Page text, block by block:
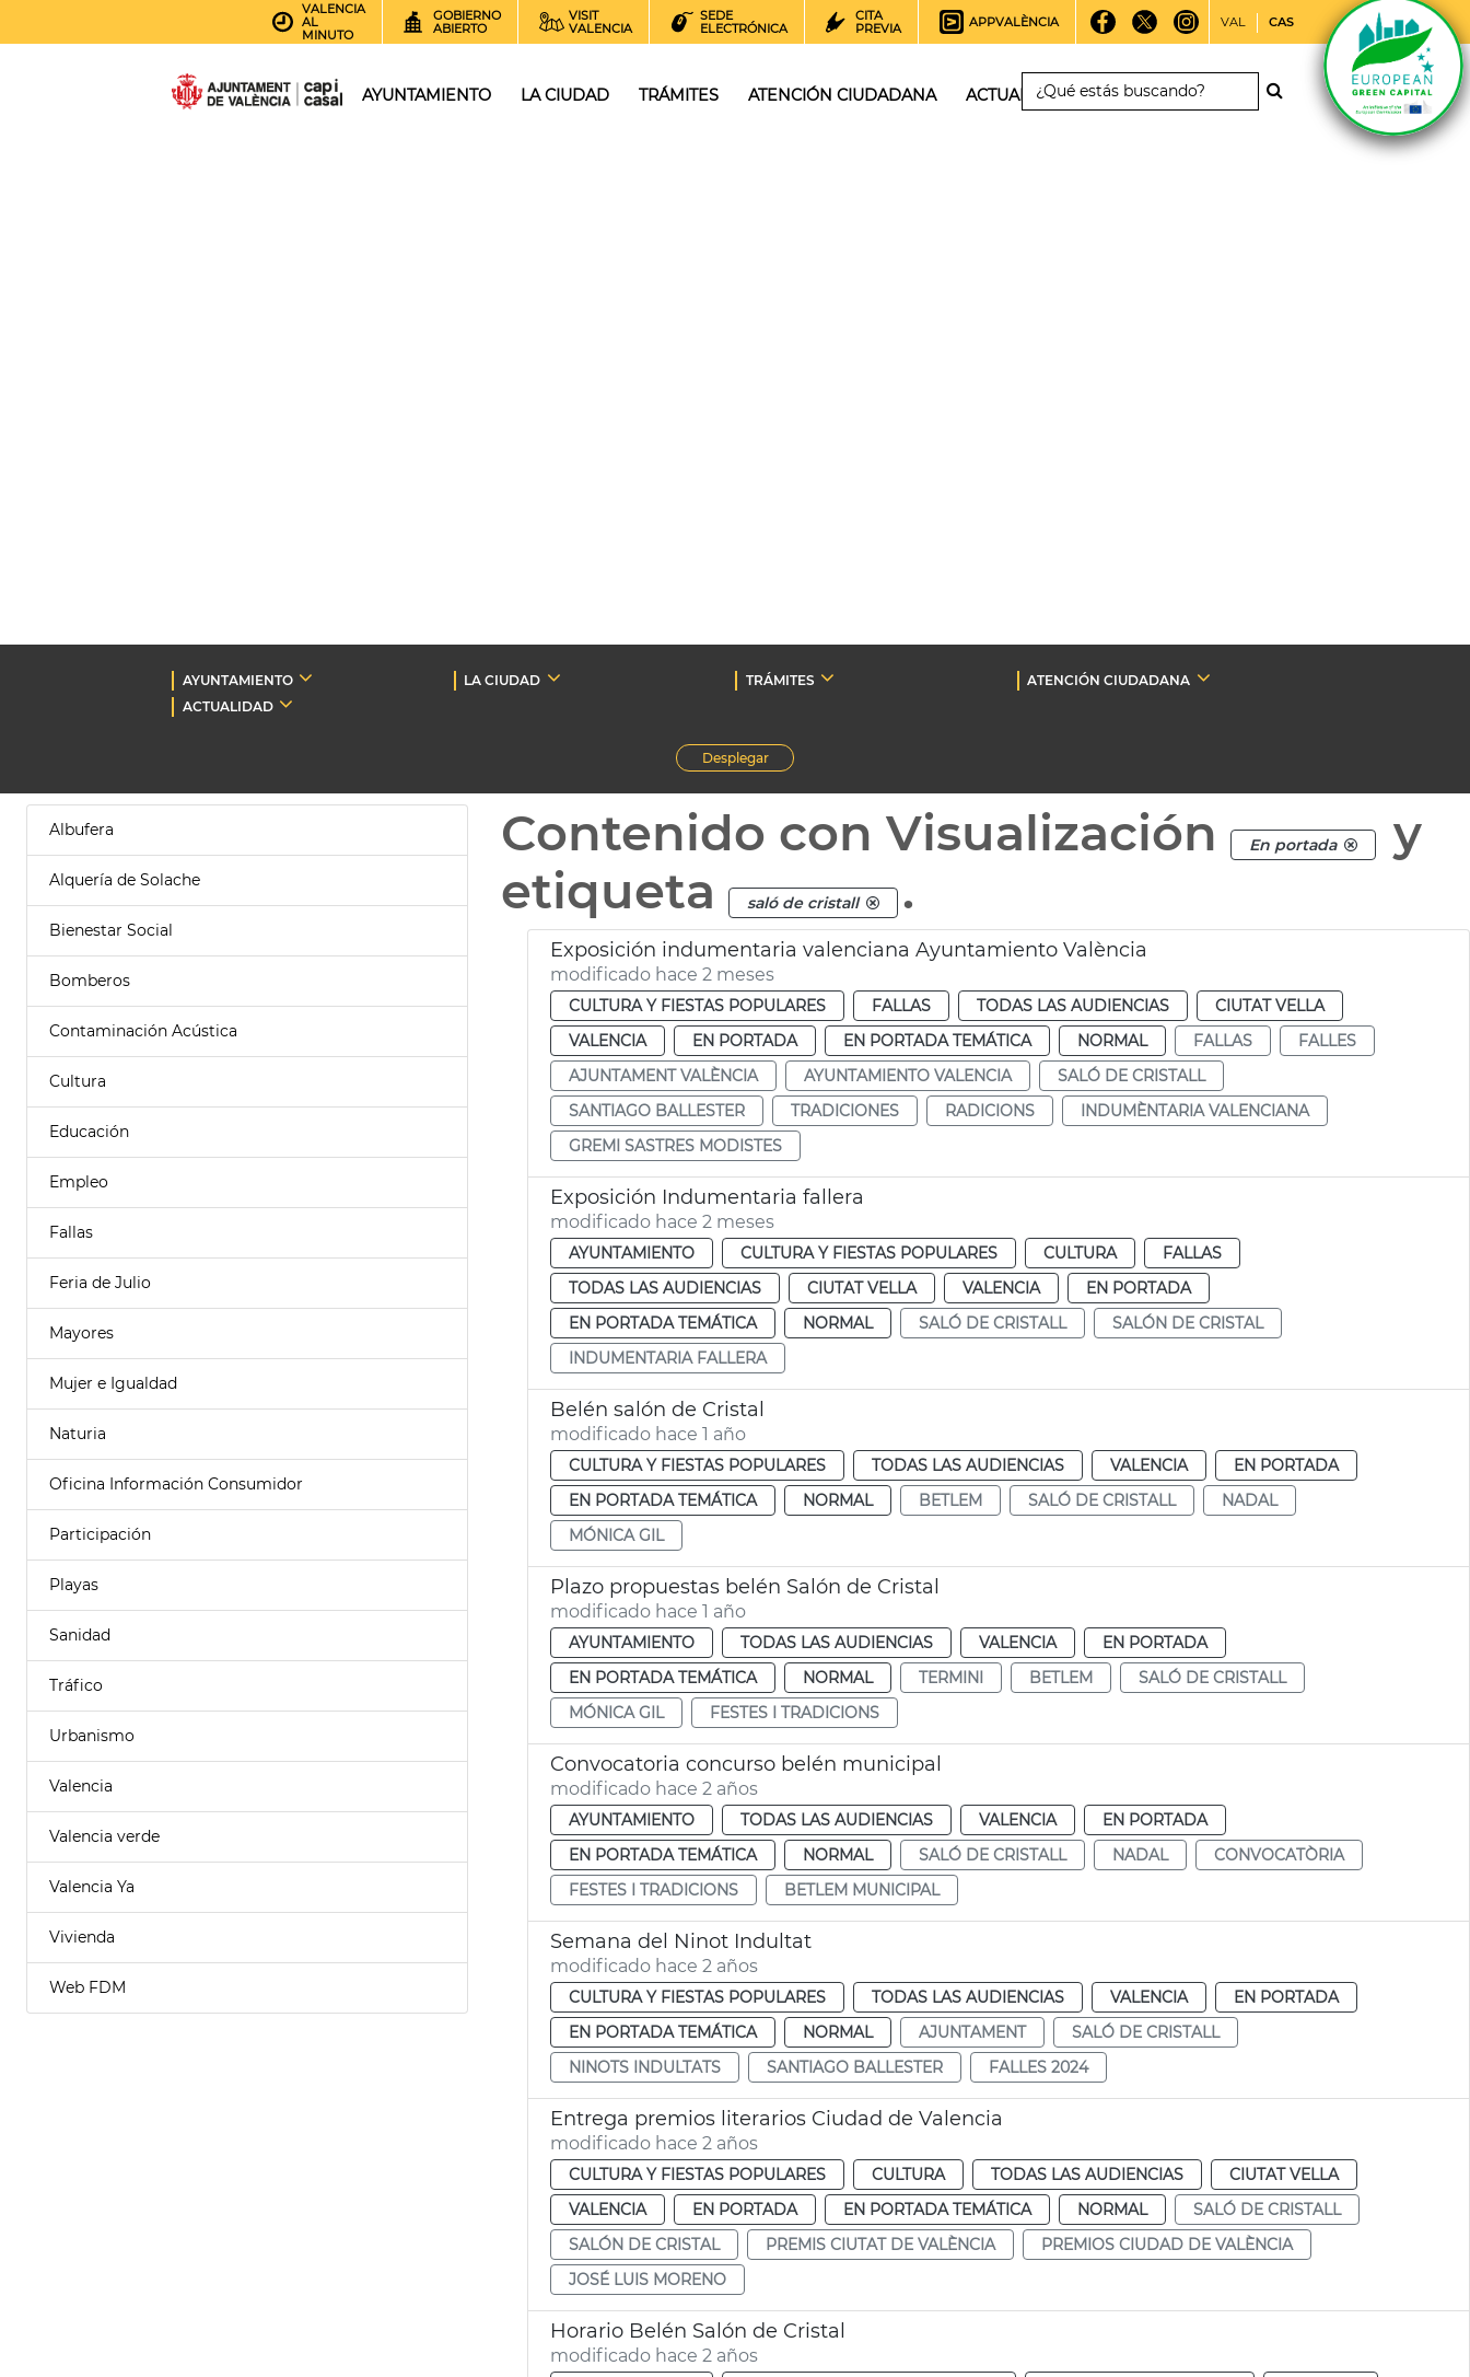
VALENCIA
AL
MINUTO
GOBIERNO
ABIERTO
VISIT
VALENCIA
SEDE
ELECTRÓNICA
CITA
PREVIA
APPVALÈNCIA VAL CAS
AYUNTAMIENTO LA CIUDAD TRÁMITES ATENCIÓN CIUDADANA ACTUALIDAD
AYUNTAMIENTO LA CIUDAD TRÁMITES
ATENCIÓN CIUDADANA
ACTUALIDAD
Desplegar
Albufera
Alquería de Solache
Bienestar Social
Bomberos
Contaminación Acústica
Cultura
Educación
Empleo
Fallas
Feria de Julio
Mayores
Mujer e Igualdad
Naturia
Oficina Información Consumidor
Participación
Playas
Sanidad
Tráfico
Urbanismo
Valencia
Valencia verde
Valencia Ya
Vivienda
Web FDM
Contenido con Visualización En portada
y
etiqueta
saló de cristall .
Exposición indumentaria valenciana Ayuntamiento València
modificado hace 2 meses
CULTURA Y FIESTAS POPULARES FALLAS TODAS LAS AUDIENCIAS
CIUTAT VELLA
VALENCIA
EN PORTADA EN PORTADA TEMÁTICA NORMAL FALLAS
FALLES
AJUNTAMENT VALÈNCIA
AYUNTAMIENTO VALENCIA
SALÓ DE CRISTALL
SANTIAGO BALLESTER
TRADICIONES RADICIONS
INDUMÈNTARIA VALENCIANA
GREMI SASTRES MODISTES
Exposición Indumentaria fallera
modificado hace 2 meses
AYUNTAMIENTO CULTURA Y FIESTAS POPULARES CULTURA
FALLAS
TODAS LAS AUDIENCIAS
CIUTAT VELLA VALENCIA
EN PORTADA
EN PORTADA TEMÁTICA
NORMAL SALÓ DE CRISTALL
SALÓN DE CRISTAL
INDUMENTARIA FALLERA
Belén salón de Cristal
modificado hace 1 año
CULTURA Y FIESTAS POPULARES TODAS LAS AUDIENCIAS VALENCIA
EN PORTADA
EN PORTADA TEMÁTICA
NORMAL BETLEM SALÓ DE CRISTALL
NADAL
MÓNICA GIL
Plazo propuestas belén Salón de Cristal
modificado hace 1 año
AYUNTAMIENTO TODAS LAS AUDIENCIAS VALENCIA
EN PORTADA
EN PORTADA TEMÁTICA
NORMAL TERMINI BETLEM
SALÓ DE CRISTALL
MÓNICA GIL
FESTES I TRADICIONS
Convocatoria concurso belén municipal
modificado hace 2 años
AYUNTAMIENTO TODAS LAS AUDIENCIAS VALENCIA
EN PORTADA
EN PORTADA TEMÁTICA
NORMAL SALÓ DE CRISTALL NADAL
CONVOCATÒRIA
FESTES I TRADICIONS
BETLEM MUNICIPAL
Semana del Ninot Indultat
modificado hace 2 años
CULTURA Y FIESTAS POPULARES TODAS LAS AUDIENCIAS VALENCIA
EN PORTADA
EN PORTADA TEMÁTICA
NORMAL AJUNTAMENT
SALÓ DE CRISTALL
NINOTS INDULTATS
SANTIAGO BALLESTER FALLES 2024
Entrega premios literarios Ciudad de Valencia
modificado hace 2 años
CULTURA Y FIESTAS POPULARES CULTURA TODAS LAS AUDIENCIAS
CIUTAT VELLA
VALENCIA
EN PORTADA EN PORTADA TEMÁTICA NORMAL
SALÓ DE CRISTALL
SALÓN DE CRISTAL
PREMIS CIUTAT DE VALÈNCIA
PREMIOS CIUDAD DE VALÈNCIA
JOSÉ LUIS MORENO
Horario Belén Salón de Cristal
modificado hace 2 años